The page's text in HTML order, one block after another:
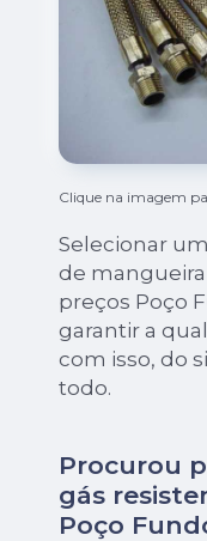
Clique na imagem
Selecionar
de
preços Poço
garantir a
com isso, do
todo.
Procurou
gás
Poço